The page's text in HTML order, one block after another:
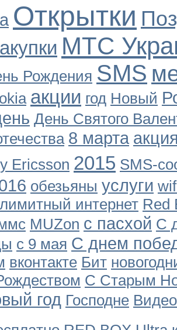
Открытки
МТС
Рождения SMS
акции год Новый
День Святого
8 марта
Ericsson 2015 SMS-
обезьяны услуги
интернет Red
MUZon с пасхой С
с 9 мая С днем
вконтакте Бит
С Старым
год Господне